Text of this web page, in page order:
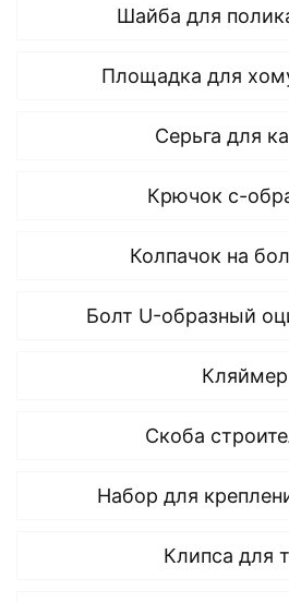
Шайба для
Площадка для
Серьга для
Крючок с-
Колпачок на
Болт U-образный
Кляймер
Скоба
Набор для
Клипса для